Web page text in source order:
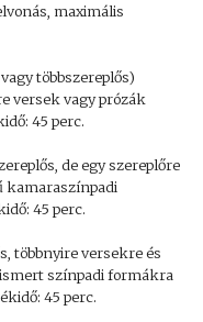
maximális
többszereplős)
versek vagy prózák
45 perc.
de egy szereplőre
kamaraszínpadi
45 perc.
többnyire versekre és
színpadi formákra
45 perc.